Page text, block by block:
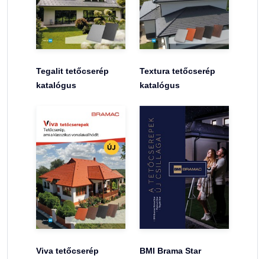
Tegalit tetőcserép
katalógus
Textura tetőcserép
katalógus
Viva tetőcserép
BMI Brama Star